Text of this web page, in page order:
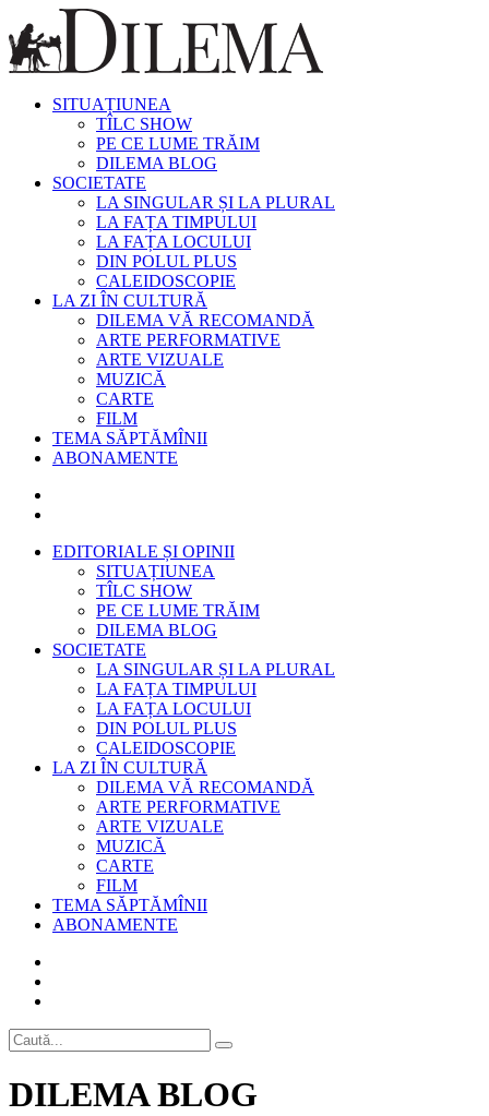
SITUAȚIUNEA
TÎLC SHOW
PE CE LUME TRĂIM
DILEMA BLOG
SOCIETATE
LA SINGULAR ȘI LA PLURAL
LA FAȚA TIMPULUI
LA FAȚA LOCULUI
DIN POLUL PLUS
CALEIDOSCOPIE
LA ZI ÎN CULTURĂ
DILEMA VĂ RECOMANDĂ
ARTE PERFORMATIVE
ARTE VIZUALE
MUZICĂ
CARTE
FILM
TEMA SĂPTĂMÎNII
ABONAMENTE
EDITORIALE ȘI OPINII
SITUAȚIUNEA
TÎLC SHOW
PE CE LUME TRĂIM
DILEMA BLOG
SOCIETATE
LA SINGULAR ȘI LA PLURAL
LA FAȚA TIMPULUI
LA FAȚA LOCULUI
DIN POLUL PLUS
CALEIDOSCOPIE
LA ZI ÎN CULTURĂ
DILEMA VĂ RECOMANDĂ
ARTE PERFORMATIVE
ARTE VIZUALE
MUZICĂ
CARTE
FILM
TEMA SĂPTĂMÎNII
ABONAMENTE
DILEMA BLOG